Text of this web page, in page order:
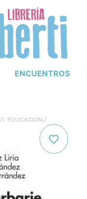
ENCUENTROS
/1. EDUCACION./